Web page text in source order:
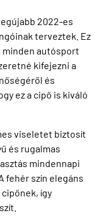
2022-es
terveztek. Ez
minden autósport
kifejezni a
és
ez a cipő is kiváló
viseletet biztosít
és rugalmas
mindennapi
fehér szín elegáns
így